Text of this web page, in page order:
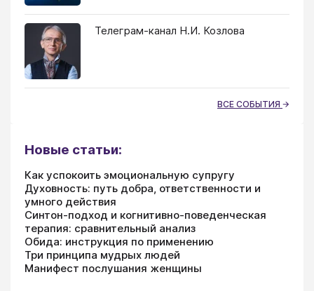
Телеграм-канал Н.И. Козлова
ВСЕ СОБЫТИЯ
Новые статьи:
Как успокоить эмоциональную супругу
Духовность: путь добра, ответственности и
умного действия
Синтон-подход и когнитивно-поведенческая
терапия: сравнительный анализ
Обида: инструкция по применению
Три принципа мудрых людей
Манифест послушания женщины